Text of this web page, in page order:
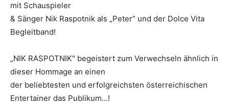
mit Schauspieler
& Sänger Nik Raspotnik als „Peter” und der Dolce Vita
Begleitband!
„NIK RASPOTNIK" begeistert zum Verwechseln ähnlich in
dieser Hommage an einen
der beliebtesten und erfolgreichsten österreichischen
Entertainer das Publikum...!